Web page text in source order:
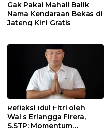
Gak Pakai Mahal! Balik
Nama Kendaraan Bekas di
Jateng Kini Gratis
Refleksi Idul Fitri oleh
Walis Erlangga Firera,
S.STP: Momentum